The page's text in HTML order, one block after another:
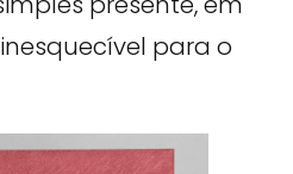
para o